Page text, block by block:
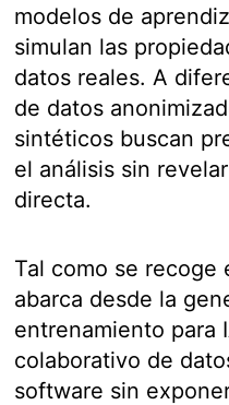
modelos de
simulan las
datos reales. A
de datos
sintéticos buscan
el análisis sin
directa.
Tal como se recoge
abarca desde la
entrenamiento para
colaborativo de
software sin